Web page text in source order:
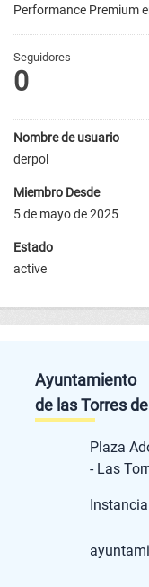
Performance Premium
Seguidores
0
Nombre de usuario
derpol
Miembro Desde
5 de mayo de 2025
Estado
active
de las Torres
Plaza
- Las
Instancia